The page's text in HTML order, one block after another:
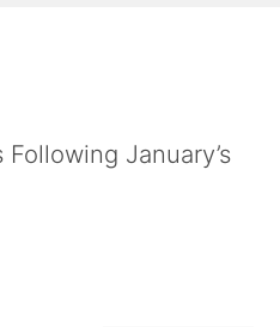
January’s